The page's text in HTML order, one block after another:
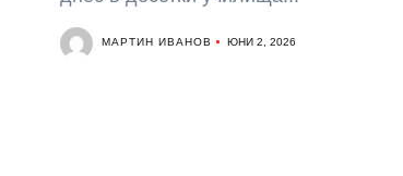
МАРТИН ИВАНОВ ЮНИ 2, 2026